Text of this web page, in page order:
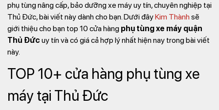
Không có sản phẩm nào trong giỏ hàng
phụ tùng nâng cấp, bảo dưỡng xe máy uy tín, chuyên nghiệp tại
Thủ Đức, bài viết này dành cho bạn. Dưới đâyKim Thành sẽ
giới thiệu cho bạn top 10 cửa hàng phụ tùng xe máy quận
Thủ Đức uy tín và có giá cả hợp lý nhất hiện nay trong bài viết
này.
TOP 10+ cửa hàng phụ tùng xe
máy tại Thủ Đức